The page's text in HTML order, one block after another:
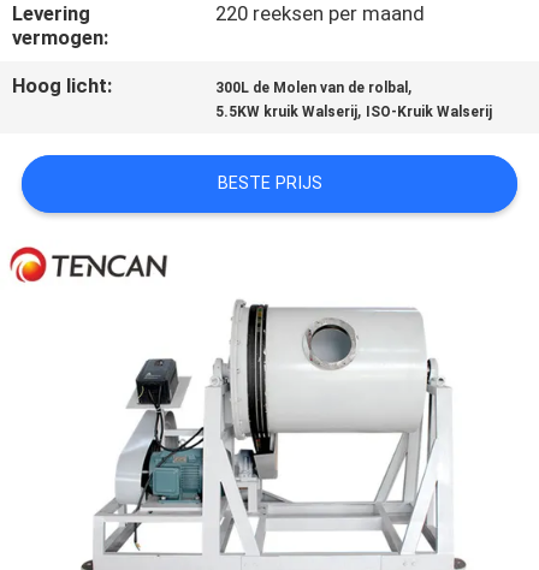
VERZOEK
OM EEN
SITEMAP
PRIVACYBELEID
Levering
vermogen:
220 reeksen per maand
Hoog licht: 300L de Molen van de rolbal ,
5.5KW kruik Walserij, ISO-Kruik Walserij
BESTE PRIJS